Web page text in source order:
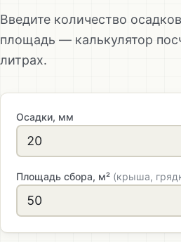
Введите количество
площадь — калькулятор
литрах.
Осадки, мм
Площадь сбора, м² (крыша,